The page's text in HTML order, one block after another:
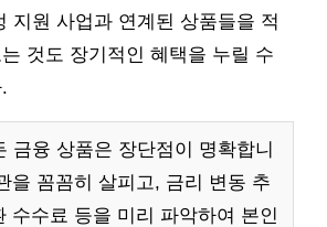
지원 사업과 연계된 상품들을 적
것도 장기적인 혜택을 누릴 수
금융 상품은 장단점이 명확합니
을 꼼꼼히 살피고, 금리 변동 추
수수료 등을 미리 파악하여 본인